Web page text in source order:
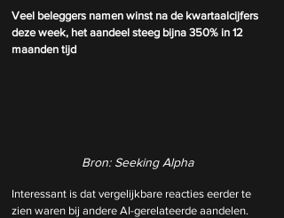
Veel beleggers namen winst na de kwartaalcijfers
deze week, het aandeel steeg bijna 350% in 12
maanden tijd
Bron: Seeking Alpha
Interessant is dat vergelijkbare reacties eerder te
zien waren bij andere AI-gerelateerde aandelen.